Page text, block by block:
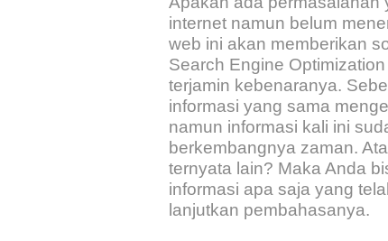
internet namun belum
web ini akan memberikan
Search Engine
terjamin kebenaranya.
informasi yang sama
namun informasi kali ini
berkembangnya zaman.
ternyata lain? Maka Anda
informasi apa saja yang
lanjutkan pembahasanya.